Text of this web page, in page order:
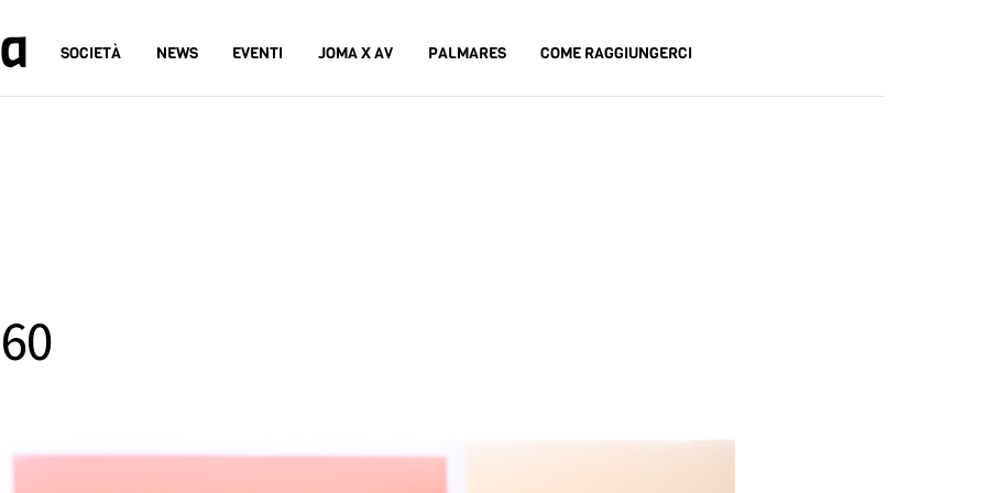
SOCIETÀ NEWS EVENTI JOMA X AV PALMARES COME RAGGIUNGERCI